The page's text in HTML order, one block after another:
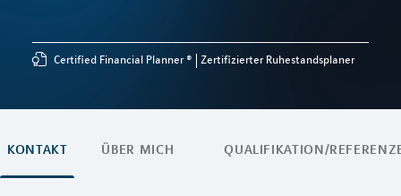
Certified Financial Planner ® Zertifizierter Ruhestandsplaner
KONTAKT ÜBER MICH QUALIFIKATION/